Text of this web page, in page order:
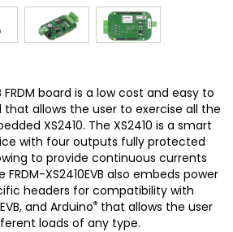
FRDM board is a low cost and easy to
allows the user to exercise all the
XS2410. The XS2410 is a smart
with four outputs fully protected
to provide continuous currents
XS2410EVB also embeds power
headers for compatibility with
and Arduino® that allows the user
loads of any type.